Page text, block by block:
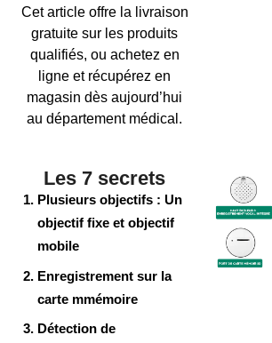
Cet article offre la livraison
gratuite sur les produits
qualifiés, ou achetez en
ligne et récupérez en
magasin dès aujourd’hui
au département médical.
Les 7 secrets
Plusieurs objectifs : Un
objectif fixe et objectif
mobile
Enregistrement sur la
carte mmémoire
Détection de